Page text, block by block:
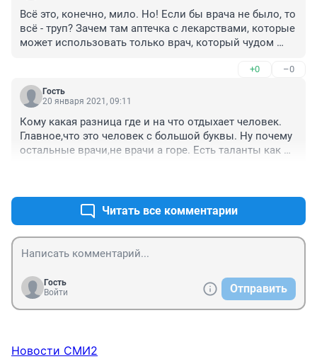
Всё это, конечно, мило. Но! Если бы врача не было, то
всё - труп? Зачем там аптечка с лекарствами, которые
может использовать только врач, который чудом
бортпроводники должны быть обучены оказывать
помощь в неотложных ситуациях?
+0 –0
Гость
20 января 2021, 09:11
Кому какая разница где и на что отдыхает человек.
Главное,что это человек с большой буквы. Ну почему
остальные врачи,не врачи а горе. Есть таланты как
Читать все комментарии
Гость
Войти
Отправить
Новости СМИ2